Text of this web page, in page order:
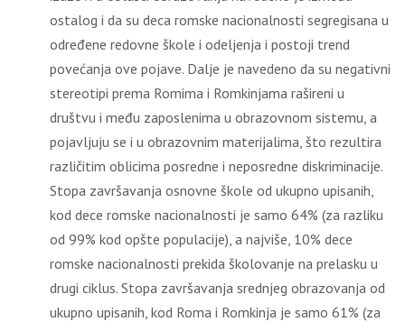
ostalog i da su deca romske nacionalnosti segregisana u
određene redovne škole i odeljenja i postoji trend
povećanja ove pojave. Dalje je navedeno da su negativni
stereotipi prema Romima i Romkinjama rašireni u
društvu i među zaposlenima u obrazovnom sistemu, a
pojavljuju se i u obrazovnim materijalima, što rezultira
različitim oblicima posredne i neposredne diskriminacije.
Stopa završavanja osnovne škole od ukupno upisanih,
kod dece romske nacionalnosti je samo 64% (za razliku
od 99% kod opšte populacije), a najviše, 10% dece
romske nacionalnosti prekida školovanje na prelasku u
drugi ciklus. Stopa završavanja srednjeg obrazovanja od
ukupno upisanih, kod Roma i Romkinja je samo 61% (za